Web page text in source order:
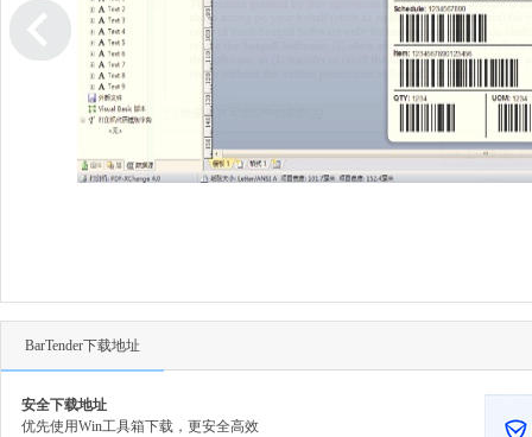
BarTender下载地址
安全下载地址
优先使用Win工具箱下载，更安全高效